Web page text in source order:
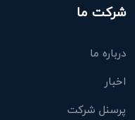
شرکت ما
درباره ما
اخبار
پرسنل شرکت